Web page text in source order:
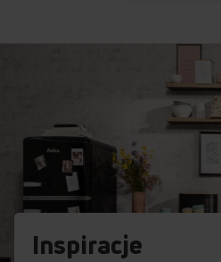
Ostrzeżenia i
Skrócona instrukcja
Instrukcja obsługi
Inspiracje